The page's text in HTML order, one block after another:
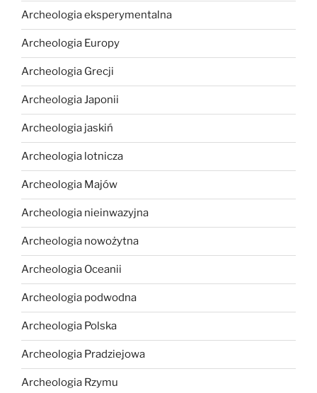
Archeologia eksperymentalna
Archeologia Europy
Archeologia Grecji
Archeologia Japonii
Archeologia jaskiń
Archeologia lotnicza
Archeologia Majów
Archeologia nieinwazyjna
Archeologia nowożytna
Archeologia Oceanii
Archeologia podwodna
Archeologia Polska
Archeologia Pradziejowa
Archeologia Rzymu